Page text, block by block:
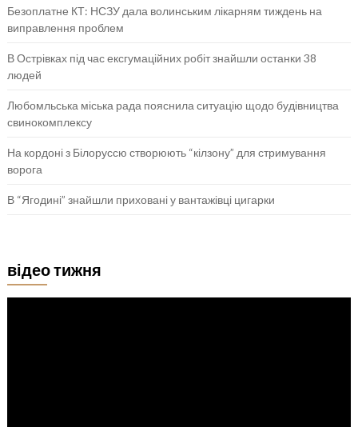
Безоплатне КТ: НСЗУ дала волинським лікарням тиждень на
виправлення проблем
В Острівках під час ексгумаційних робіт знайшли останки 38
людей
Любомльська міська рада пояснила ситуацію щодо будівництва
свинокомплексу
На кордоні з Білоруссю створюють “кілзону” для стримування
ворога
В “Ягодині” знайшли приховані у вантажівці цигарки
відео тижня